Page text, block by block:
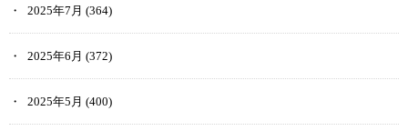
Coincheck NFTでの稼ぎ方
2025年7月 (364)
2025年6月 (372)
2025年5月 (400)